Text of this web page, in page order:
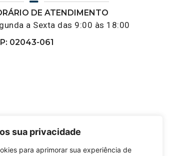
sua privacidade
para aprimorar sua experiência de
DE ATENDIMENTO
a Sexta das 9:00 às 18:00
02043-061